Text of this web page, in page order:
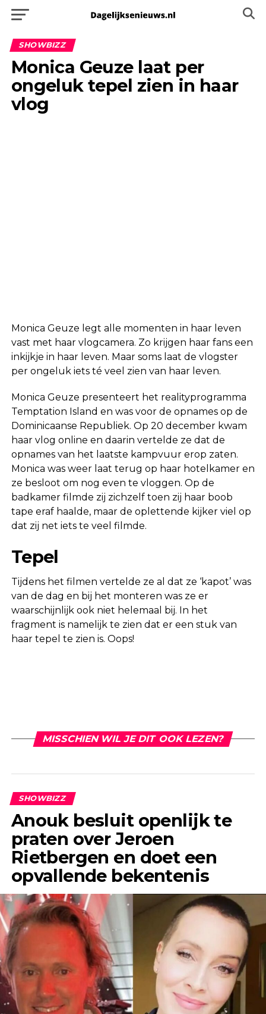
SHOWBIZZ
Monica Geuze laat per
ongeluk tepel zien in haar
vlog
Monica Geuze legt alle momenten in haar leven
vast met haar vlogcamera. Zo krijgen haar fans een
inkijkje in haar leven. Maar soms laat de vlogster
per ongeluk iets té veel zien van haar leven.
Monica Geuze presenteert het realityprogramma
Temptation Island en was voor de opnames op de
Dominicaanse Republiek. Op 20 december kwam
haar vlog online en daarin vertelde ze dat de
opnames van het laatste kampvuur erop zaten.
Monica was weer laat terug op haar hotelkamer en
ze besloot om nog even te vloggen. Op de
badkamer filmde zij zichzelf toen zij haar boob
tape eraf haalde, maar de oplettende kijker viel op
dat zij net iets te veel filmde.
Tepel
Tijdens het filmen vertelde ze al dat ze ‘kapot’ was
van de dag en bij het monteren was ze er
waarschijnlijk ook niet helemaal bij. In het
fragment is namelijk te zien dat er een stuk van
haar tepel te zien is. Oops!
MISSCHIEN WIL JE DIT OOK LEZEN?
SHOWBIZZ
Anouk besluit openlijk te
praten over Jeroen
Rietbergen en doet een
opvallende bekentenis